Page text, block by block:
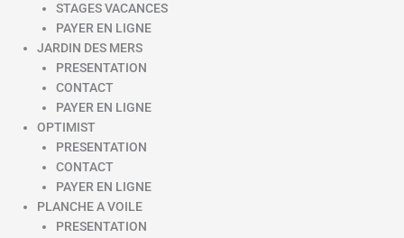
STAGES VACANCES
PAYER EN LIGNE
JARDIN DES MERS
PRESENTATION
CONTACT
PAYER EN LIGNE
OPTIMIST
PRESENTATION
CONTACT
PAYER EN LIGNE
PLANCHE A VOILE
PRESENTATION